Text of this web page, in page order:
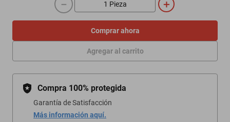
＋
－
Comprar ahora
Agregar al carrito
Compra 100% protegida
Garantía de Satisfacción
Más información aquí.